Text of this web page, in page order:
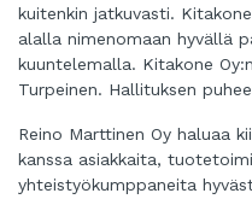
kuitenkin jatkuvasti.
alalla nimenomaan hyvällä
kuuntelemalla. Kitakone
Turpeinen. Hallituksen
Reino Marttinen Oy haluaa
kanssa asiakkaita,
yhteistyökumppaneita